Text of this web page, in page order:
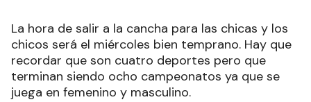
La hora de salir a la cancha para las chicas y los
chicos será el miércoles bien temprano. Hay que
recordar que son cuatro deportes pero que
terminan siendo ocho campeonatos ya que se
juega en femenino y masculino.